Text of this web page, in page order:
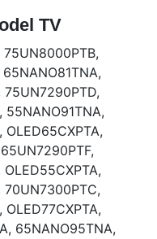
TV
55NANO91TNA,
65NANO95TNA,